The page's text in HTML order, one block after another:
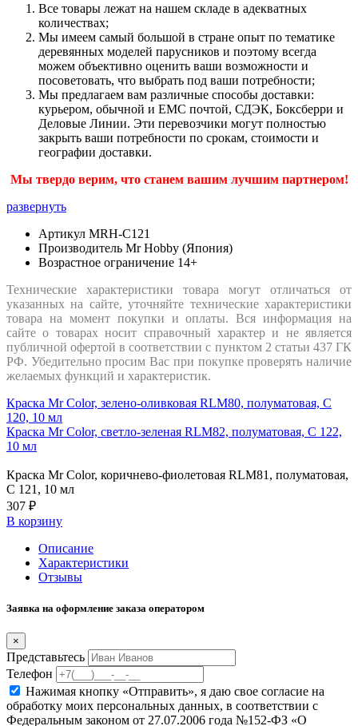
Все товары лежат на нашем складе в адекватных
количествах;
Мы имеем самый большой в стране опыт по тематике
деревянных моделей парусников и поэтому всегда
можем объективно оценить ваши возможности и
посоветовать, что выбрать под ваши потребности;
Мы предлагаем вам различные способы доставки:
курьером, обычной и ЕМС почтой, СДЭК, Боксберри и
Деловые Линии. Эти перевозчики могут полностью
закрыть ваши потребности по срокам, стоимости и
географии доставки.
Мы твердо верим, что станем вашим лучшим партнером!
развернуть
Артикул MRH-C121
Производитель Mr Hobby (Япония)
Возрастное ограничение 14+
Технические характеристики товара могут отличаться от
указанных на сайте, уточняйте технические характеристики
товара на момент покупки и оплаты. Вся информация на
сайте о товарах носит справочный характер и не является
публичной офертой в соответствии с пунктом 2 статьи 437 ГК
РФ. Убедительно просим Вас при покупке проверять наличие
желаемых функций и характеристик.
Краска Mr Color, зелено-оливковая RLM80, полуматовая, C
120, 10 мл
Краска Mr Color, светло-зеленая RLM82, полуматовая, C 122,
10 мл
Краска Mr Color, коричнево-фиолетовая RLM81, полуматовая,
C 121, 10 мл
307 ₽
В корзину
Описание
Характеристики
Отзывы
Заявка на оформление заказа оператором
×
Представьтесь
Телефон
Нажимая кнопку «Отправить», я даю свое согласие на
обработку моих персональных данных, в соответствии с
Федеральным законом от 27.07.2006 года №152-ФЗ «О